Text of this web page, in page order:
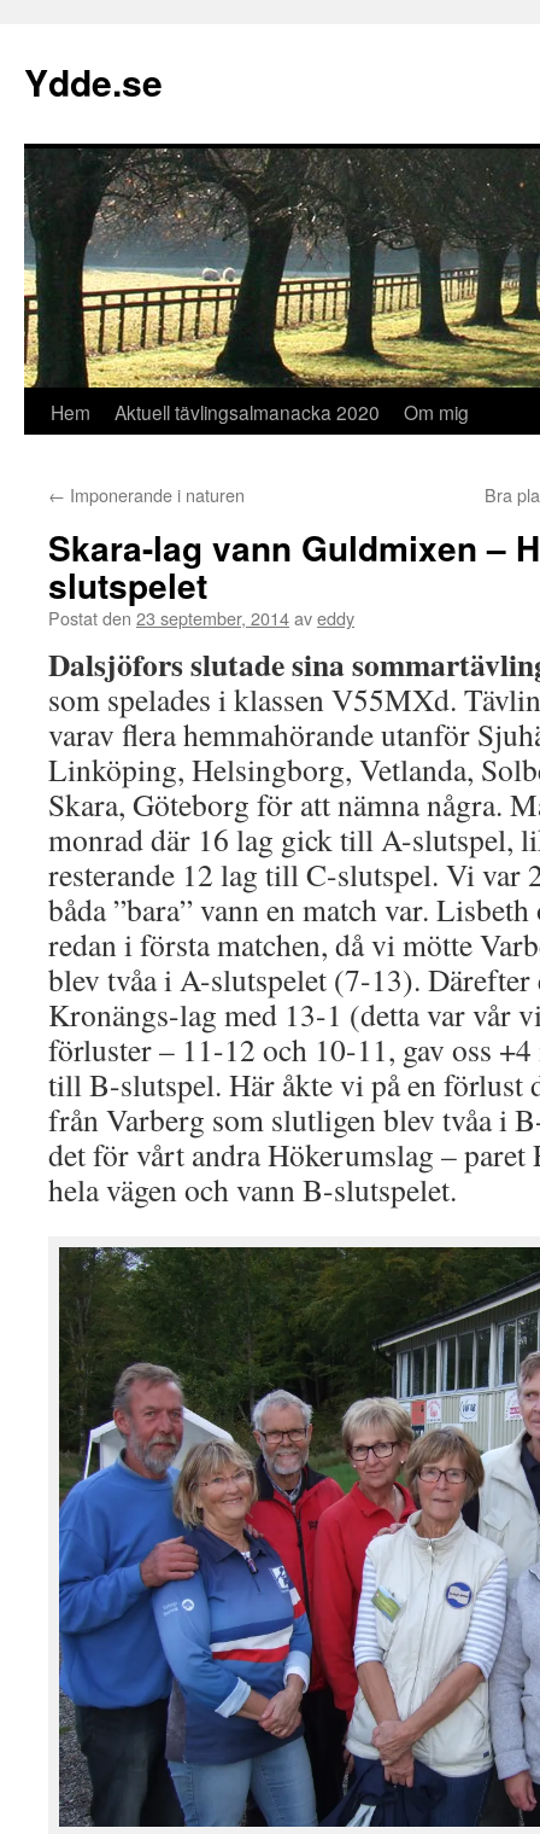
innehåll
Ydde.se
Hem Aktuell tävlingsalmanacka 2020 Om mig
← Imponerande i naturen Bra
Skara-lag vann Guldmixen –
slutspelet
Postat den 23 september, 2014aveddy
Dalsjöfors slutade sina
som spelades i klassen V55MXd.
varav flera hemmahörande utanför
Linköping, Helsingborg, Vetlanda,
Skara, Göteborg för att nämna några.
monrad där 16 lag gick till A-slutspel,
resterande 12 lag till C-slutspel. Vi var
båda ”bara” vann en match var.
redan i första matchen, då vi mötte
blev tvåa i A-slutspelet (7-13).
Kronängs-lag med 13-1 (detta var vår
förluster – 11-12 och 10-11, gav oss
till B-slutspel. Här åkte vi på en förlust
från Varberg som slutligen blev tvåa i
det för vårt andra Hökerumslag – paret
hela vägen och vann B-slutspelet.